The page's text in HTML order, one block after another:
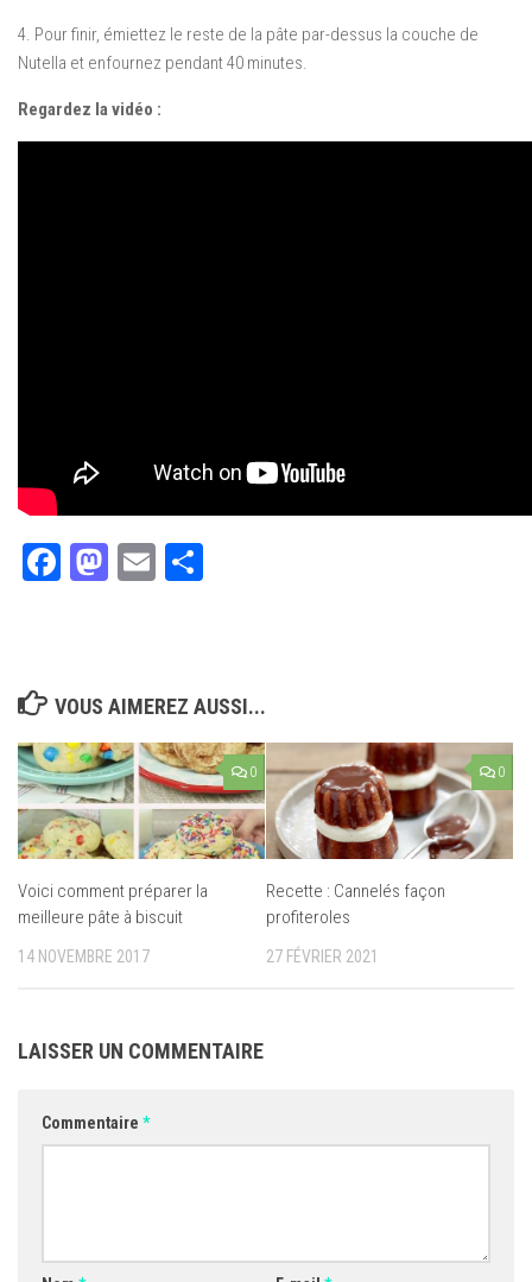
4. Pour finir, émiettez le reste de la pâte par-dessus la couche de
Nutella et enfournez pendant 40 minutes.
Regardez la vidéo :
Facebook
Mastodon
Email
VOUS AIMEREZ AUSSI...
0
Voici comment préparer la
meilleure pâte à biscuit
14 NOVEMBRE 2017
0
Recette : Cannelés façon
profiteroles
27 FÉVRIER 2021
LAISSER UN COMMENTAIRE
Commentaire *